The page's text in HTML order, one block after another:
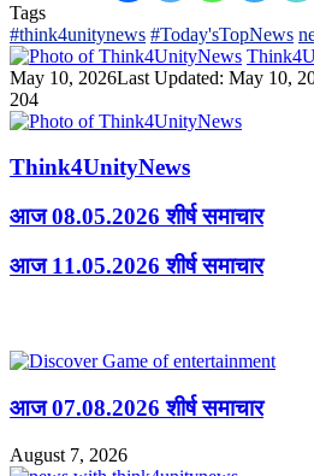
Tags
#think4unitynews #Today'sTopNews
May 10, 2026Last Updated: May 10,
204
Think4UnityNews
आज 08.05.2026 शीर्ष समाचार
आज 11.05.2026 शीर्ष समाचार
आज 07.08.2026 शीर्ष समाचार
August 7, 2026